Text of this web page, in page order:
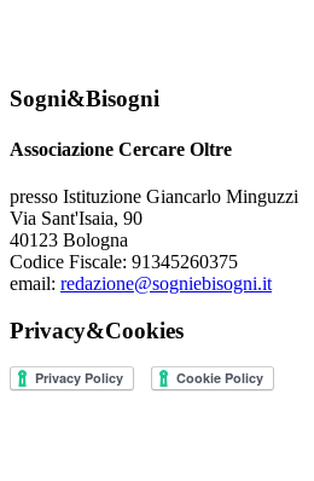
Sogni&Bisogni
Associazione Cercare Oltre
presso Istituzione Giancarlo Minguzzi
Via Sant'Isaia, 90
40123 Bologna
Codice Fiscale: 91345260375
email: redazione@sogniebisogni.it
Privacy&Cookies